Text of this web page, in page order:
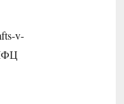
v-